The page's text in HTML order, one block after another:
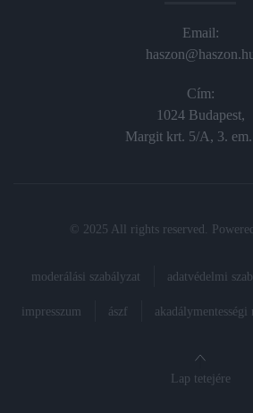
Email:
Cím:
1024 Budapest,
Margit krt. 5/A, 3.
© 2025 All rights reserved.
moderálási szabályzat adatvédelmi
impresszum ászf
Lap tetejére